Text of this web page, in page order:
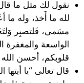
نقول لك مثل ما
لله ما أَخذ، وله
مسَمى، فَلتصبِر
الواسعة والمغفرة
قلوبكم، أحسن
قال تعالى “يا